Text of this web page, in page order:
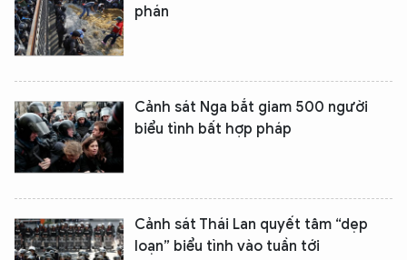
phán
Cảnh sát Nga bắt giam 500 người
biểu tình bất hợp pháp
Cảnh sát Thái Lan quyết tâm “dẹp
loạn” biểu tình vào tuần tới